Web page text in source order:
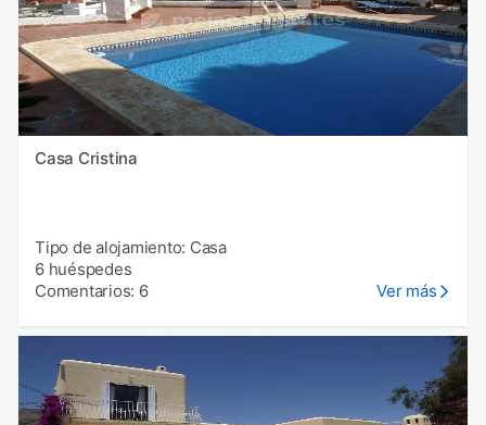
Casa Cristina
Tipo de alojamiento: Casa
6 huéspedes
Comentarios: 6
Ver más